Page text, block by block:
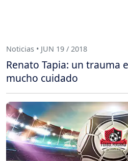
Noticias • JUN 19 / 2018
Renato Tapia: un trauma
mucho cuidado